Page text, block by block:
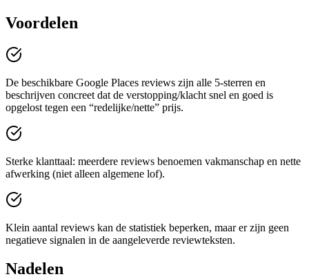
Voordelen
De beschikbare Google Places reviews zijn alle 5-sterren en
beschrijven concreet dat de verstopping/klacht snel en goed is
opgelost tegen een “redelijke/nette” prijs.
Sterke klanttaal: meerdere reviews benoemen vakmanschap en nette
afwerking (niet alleen algemene lof).
Klein aantal reviews kan de statistiek beperken, maar er zijn geen
negatieve signalen in de aangeleverde reviewteksten.
Nadelen